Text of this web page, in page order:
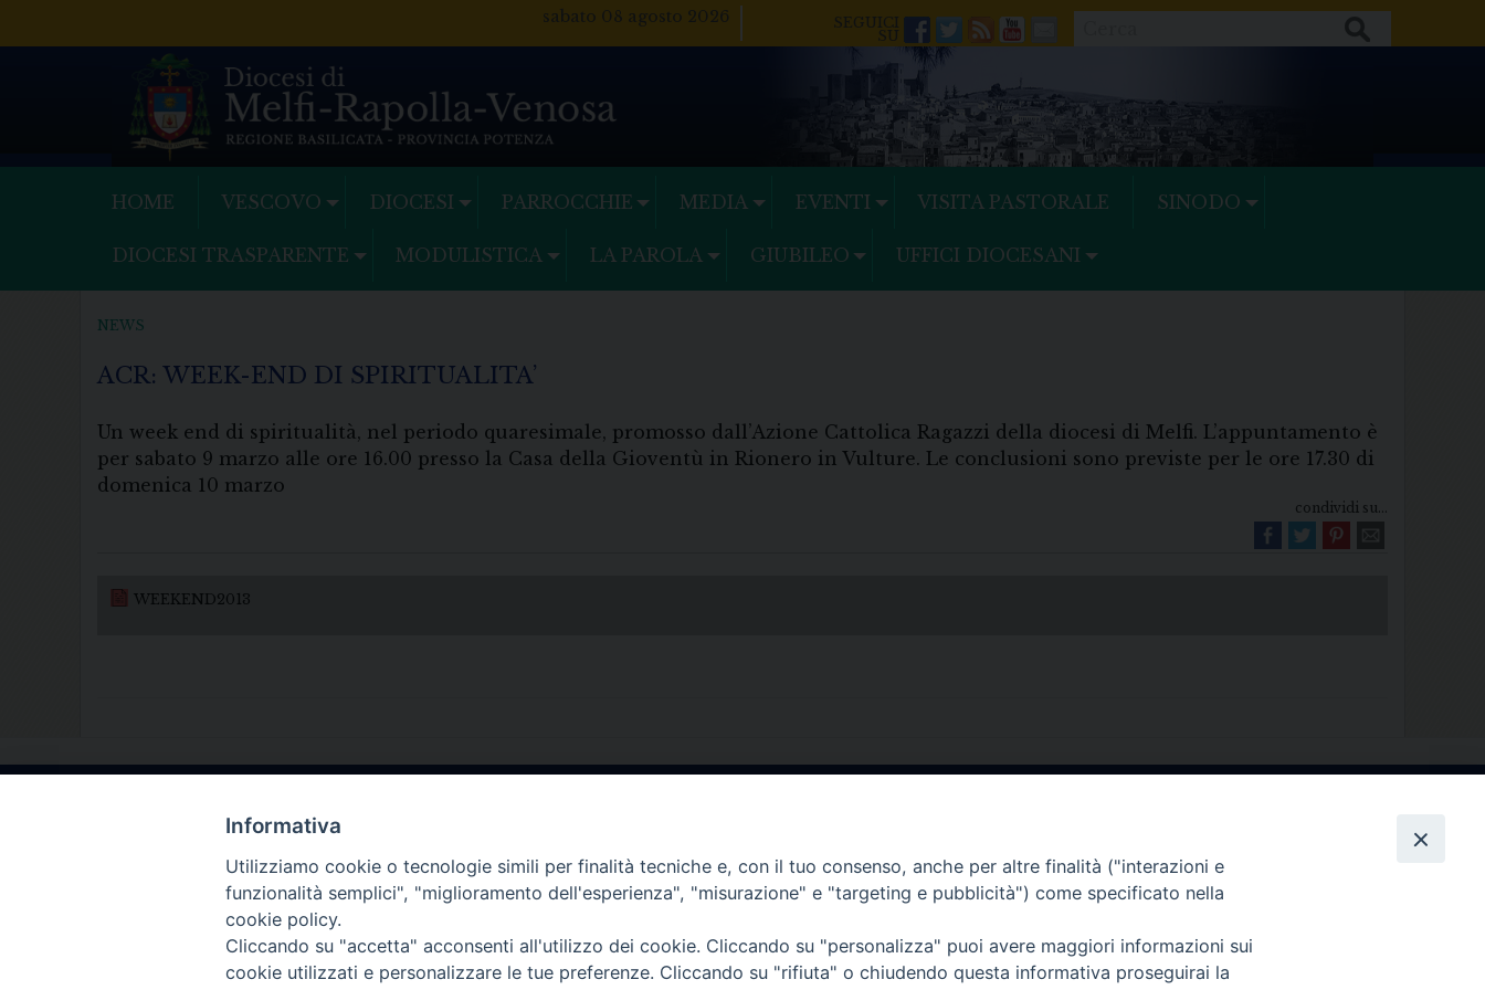
sabato 08 agosto 2026
Facebook
Twitter
FeedsYoutube
Mail
HOME VESCOVO DIOCESI PARROCCHIE MEDIA EVENTI VISITA PASTORALE SINODO
DIOCESI TRASPARENTE MODULISTICA LA PAROLA GIUBILEO UFFICI DIOCESANI
NEWS
ACR: WEEK-END DI SPIRITUALITA’
Un week end di spiritualità, nel periodo quaresimale, promosso dall’Azione Cattolica Ragazzi della diocesi di Melfi. L’appuntamento è
per sabato 9 marzo alle ore 16.00 presso la Casa della Gioventù in Rionero in Vulture. Le conclusioni sono previste per le ore 17.30 di
domenica 10 marzo
condividi su...
WEEKEND2013
PEC ufficiale della Diocesi: diocesi.melfi_rapolla_venosa@legalmail.it
Informativa
Utilizziamo cookie o tecnologie simili per finalità tecniche e, con il tuo consenso, anche per altre finalità ("interazioni e
funzionalità semplici", "miglioramento dell'esperienza", "misurazione" e "targeting e pubblicità") come specificato nella
cookie policy.
Cliccando su "accetta" acconsenti all'utilizzo dei cookie. Cliccando su "personalizza" puoi avere maggiori informazioni sui
cookie utilizzati e personalizzare le tue preferenze. Cliccando su "rifiuta" o chiudendo questa informativa proseguirai la